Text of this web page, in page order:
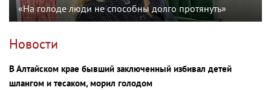
«На голоде люди не способны долго протянуть»
Новости
В Алтайском крае бывший заключенный избивал детей
шлангом и тесаком, морил голодом